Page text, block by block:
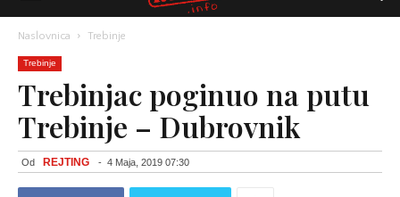
Naslovnica Trebinje
Trebinje
Trebinjac poginuo na putu
Trebinje – Dubrovnik
Od REJTING - 4 Maja, 2019 07:30